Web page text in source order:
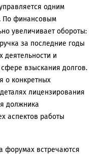
одним
По финансовым
увеличивает обороты:
за последние годы
деятельности и
взыскания долгов.
о конкретных
лицензирования
должника
аспектов работы
форумах встречаются